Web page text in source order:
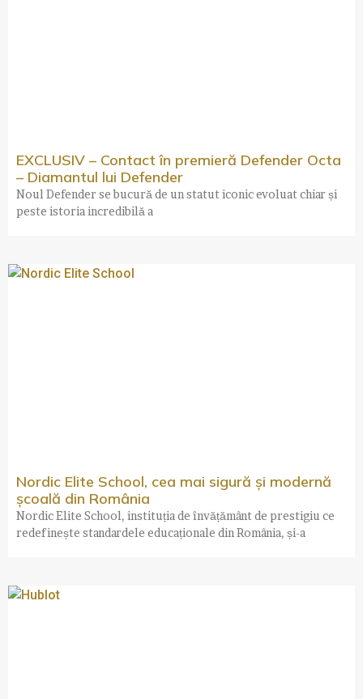
EXCLUSIV – Contact în premieră Defender Octa
– Diamantul lui Defender
Noul Defender se bucură de un statut iconic evoluat chiar și
peste istoria incredibilă a
Nordic Elite School, cea mai sigură și modernă
școală din România
Nordic Elite School, instituția de învățământ de prestigiu ce
redefinește standardele educaționale din România, și-a